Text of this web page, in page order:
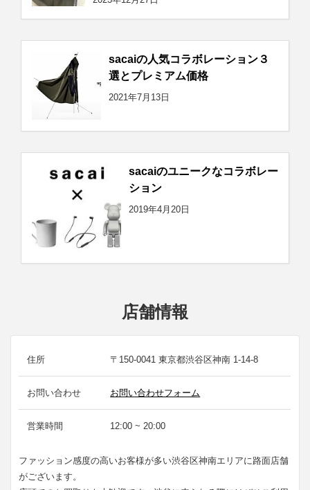
sacaiの人気コラボレーション３
選とプレミアム価格
2021年7月13日
sacaiのユニークなコラボレー
ション
2019年4月20日
店舗情報
住所 〒150-0041 東京都渋谷区神南 1-14-8
お問い合わせ お問い合わせフォーム
営業時間 12:00 ~ 20:00
ファッション感度の高いお客様が多い渋谷区神南エリアに路面店舗
がございます。